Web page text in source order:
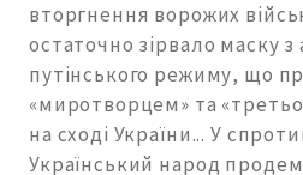
вторгнення ворожих
остаточно зірвало маску з
путінського режиму, що
«миротворцем» та
на сході України... У
Український народ